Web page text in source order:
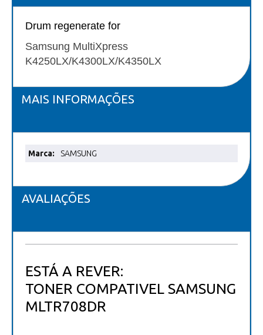
Drum regenerate for
Samsung MultiXpress
K4250LX/K4300LX/K4350LX
MAIS INFORMAÇÕES
Mais
SAMSUNG
AVALIAÇÕES
ESTÁ A REVER:
TONER COMPATIVEL SAMSUNG
MLTR708DR